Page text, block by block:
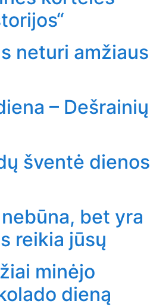
neturi amžiaus
– Dešrainių
šventė dienos
bet yra
reikia jūsų
minėjo
dieną